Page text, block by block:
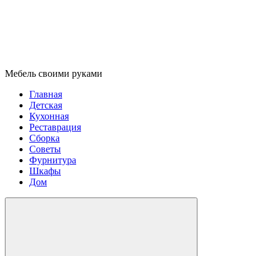
Мебель своими руками
Главная
Детская
Кухонная
Реставрация
Сборка
Советы
Фурнитура
Шкафы
Дом